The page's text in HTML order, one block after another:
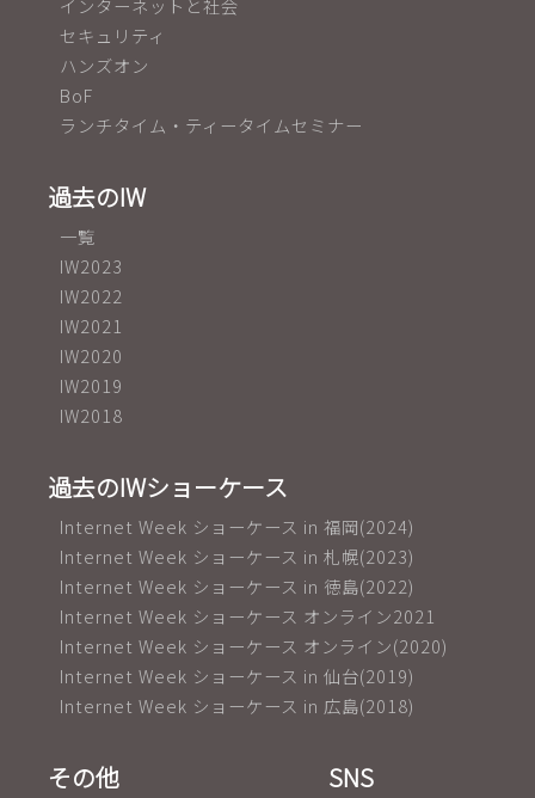
インターネットと社会
セキュリティ
ハンズオン
BoF
ランチタイム・ティータイムセミナー
過去のIW
一覧
IW2023
IW2022
IW2021
IW2020
IW2019
IW2018
過去のIWショーケース
Internet Week ショーケース in 福岡(2024)
Internet Week ショーケース in 札幌(2023)
Internet Week ショーケース in 徳島(2022)
Internet Week ショーケース オンライン2021
Internet Week ショーケース オンライン(2020)
Internet Week ショーケース in 仙台(2019)
Internet Week ショーケース in 広島(2018)
その他 SNS